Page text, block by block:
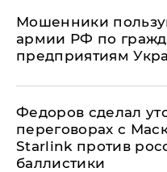
Мошенники
армии РФ по
предприятиям
Федоров сделал
переговорах с
Starlink против
баллистики